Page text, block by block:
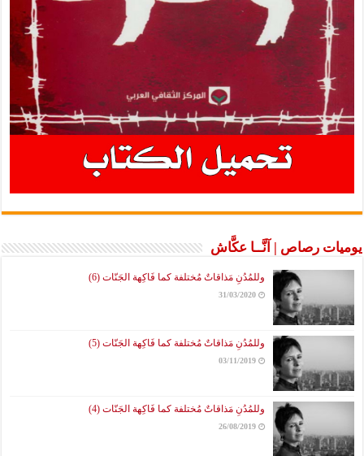
يوميات رصاص | آنَّــا عكَّاش
وللمُدُنِ مَذاقاتٌ مُختلفة كما فَاكِهة الجَنّات (6)
31/03/2020
وللمُدُنِ مَذاقاتٌ مُختلفة كما فَاكِهة الجَنّات (5)
03/11/2019
وللمُدُنِ مَذاقاتٌ مُختلفة كما فَاكِهة الجَنّات (4)
26/08/2019